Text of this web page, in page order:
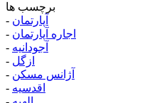
برچسب ها
- آپارتمان
- اجاره آپارتمان
- آجودانیه
- ازگل
- آژانس مسکن
- اقدسیه